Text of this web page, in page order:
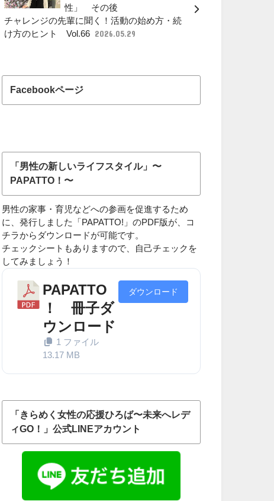
性」 その後
チャレンジの先輩に聞く！活動の始め方・続
け方のヒント Vol.66 2026.05.29
Facebookページ
「男性の新しいライフスタイル」〜
PAPATTO！〜
男性の家事・育児などへの参画を促進するため
に、発行しました「PAPATTO!」のPDF版が、コ
チラからダウンロードが可能です。
チェックシートもありますので、自己チェックを
してみましょう！
PAPATTO
！ 冊子ダ
ウンロード
1 ファイル
13.17 MB
ダウンロード
「きらめく女性の応援ひろば〜未来へレデ
ィGO！」公式LINEアカウント